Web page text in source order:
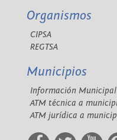
Organismos
CIPSA
REGTSA
Municipios
Información Municipal
ATM técnica a
ATM jurídica a